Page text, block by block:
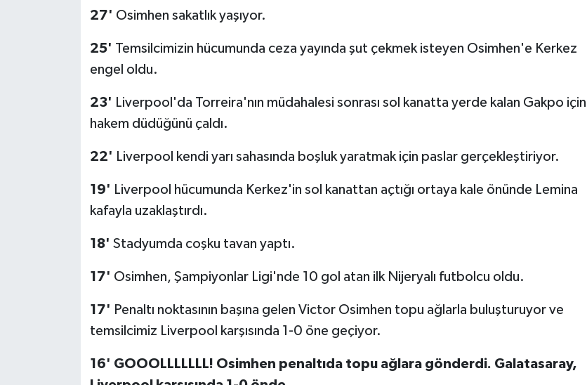
27' Osimhen sakatlık yaşıyor.
25' Temsilcimizin hücumunda ceza yayında şut çekmek isteyen Osimhen'e Kerkez
engel oldu.
23' Liverpool'da Torreira'nın müdahalesi sonrası sol kanatta yerde kalan Gakpo için
hakem düdüğünü çaldı.
22' Liverpool kendi yarı sahasında boşluk yaratmak için paslar gerçekleştiriyor.
19' Liverpool hücumunda Kerkez'in sol kanattan açtığı ortaya kale önünde Lemina
kafayla uzaklaştırdı.
18' Stadyumda coşku tavan yaptı.
17' Osimhen, Şampiyonlar Ligi'nde 10 gol atan ilk Nijeryalı futbolcu oldu.
17' Penaltı noktasının başına gelen Victor Osimhen topu ağlarla buluşturuyor ve
temsilcimiz Liverpool karşısında 1-0 öne geçiyor.
16' GOOOLLLLLLL! Osimhen penaltıda topu ağlara gönderdi. Galatasaray,